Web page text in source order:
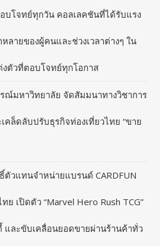
บโจทย์ทุกวัน คอลเลคชันที่ได้รับแรง
ลายของผู้คนและช่วงเวลาต่างๆ ใน
งตัวที่ตอบโจทย์ทุกโอกาส
ณ์มหาวิทยาลัย จัดสัมมนาทางวิชาการ
คล็ดลับปรับธุรกิจท่องเที่ยวไทย “ขาย
วแทนจำหน่ายแบรนด์ CARDFUN
ย เปิดตัว “Marvel Hero Rush TCG”
และขับเคลื่อนยอดขายผ่านร้านค้าทั่ว